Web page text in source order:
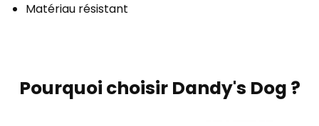
Matériau résistant
Pourquoi choisir Dandy's Dog ?